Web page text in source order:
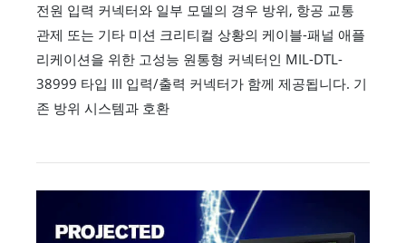
전원 입력 커넥터와 일부 모델의 경우 방위, 항공 교통
관제 또는 기타 미션 크리티컬 상황의 케이블-패널 애플
리케이션을 위한 고성능 원통형 커넥터인 MIL-DTL-
38999 타입 III 입력/출력 커넥터가 함께 제공됩니다. 기
존 방위 시스템과 호환